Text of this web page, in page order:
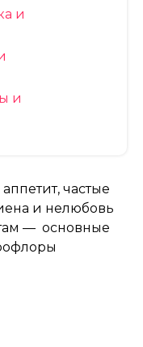
и
и
частые
и нелюбовь
— основные